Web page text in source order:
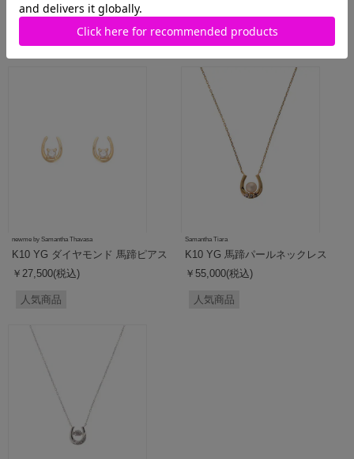
関連商品
newme by Samantha Thavasa
K10 YG ダイヤモンド 馬蹄ピアス
￥27,500(税込)
人気商品
Samantha Tiara
K10 YG 馬蹄パールネックレス
￥55,000(税込)
人気商品